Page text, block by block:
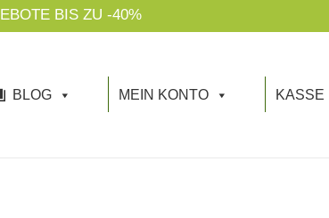
BLOG MEIN KONTO KASSE